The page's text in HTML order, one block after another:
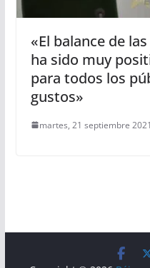
«El balance de
ha sido muy
para todos los
gustos»
martes, 21 septiembre 2021